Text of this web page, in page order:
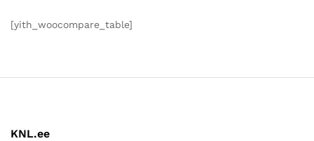
[yith_woocompare_table]
KNL.ee